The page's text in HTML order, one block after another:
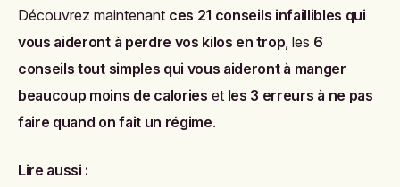
Découvrez maintenant ces 21 conseils infaillibles qui
vous aideront à perdre vos kilos en trop, les 6
conseils tout simples qui vous aideront à manger
beaucoup moins de calories et les 3 erreurs à ne pas
faire quand on fait un régime.
Lire aussi :